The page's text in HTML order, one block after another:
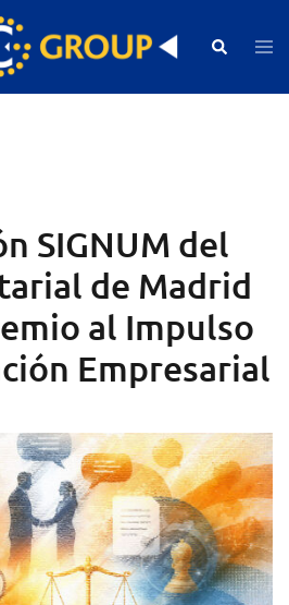
Search
SIGNUM del
de Madrid
al Impulso
Empresarial